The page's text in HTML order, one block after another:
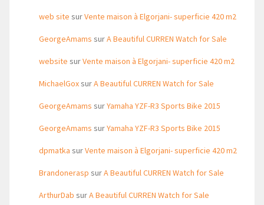
web site surVente maison à Elgorjani- superficie 420 m2
GeorgeAmams surA Beautiful CURREN Watch for Sale
website surVente maison à Elgorjani- superficie 420 m2
MichaelGoxsurA Beautiful CURREN Watch for Sale
GeorgeAmams surYamaha YZF-R3 Sports Bike 2015
GeorgeAmams surYamaha YZF-R3 Sports Bike 2015
dpmatka surVente maison à Elgorjani- superficie 420 m2
Brandonerasp surA Beautiful CURREN Watch for Sale
ArthurDab surA Beautiful CURREN Watch for Sale